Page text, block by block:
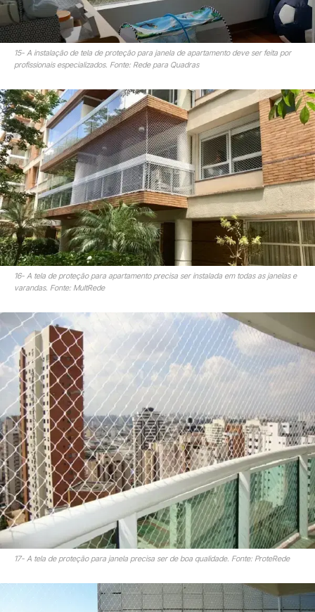
15- A instalação de tela de proteção para janela de apartamento deve ser feita por
profissionais especializados. Fonte: Rede para Quadras
16- A tela de proteção para apartamento precisa ser instalada em todas as janelas e
varandas. Fonte: MultRede
17- A tela de proteção para janela precisa ser de boa qualidade. Fonte: ProteRede